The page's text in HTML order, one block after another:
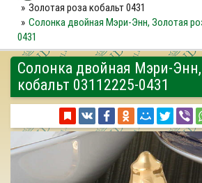
Золотая роза кобальт 0431
Солонка двойная Мэри-Энн, Золотая
0431
Солонка двойная Мэри-Энн,
кобальт 03112225-0431